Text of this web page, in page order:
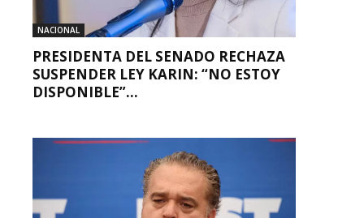
NACIONAL
PRESIDENTA DEL SENADO RECHAZA
SUSPENDER LEY KARIN: “NO ESTOY
DISPONIBLE”...